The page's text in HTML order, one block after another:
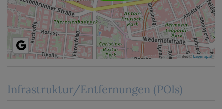
Tiles ©basemap.at
Infrastruktur/Entfernungen (POIs)